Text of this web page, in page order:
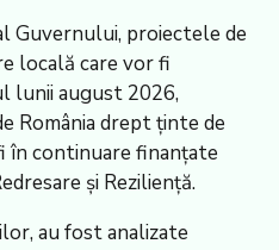
Guvernului, proiectele de
locală care vor fi
lunii august 2026,
România drept ținte de
în continuare finanțate
și Reziliență.
au fost analizate